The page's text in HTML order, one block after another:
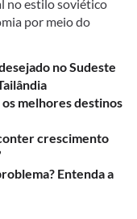
no estilo soviético
por meio do
no Sudeste
melhores destinos
crescimento
Entenda a